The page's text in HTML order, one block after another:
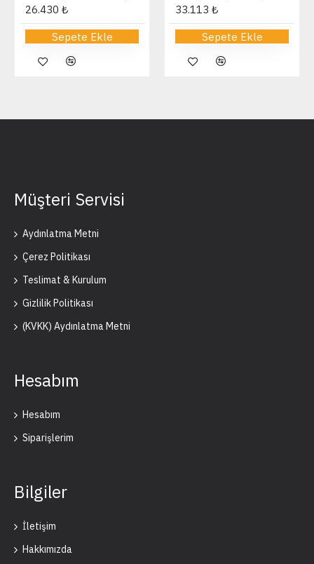
26.430 ₺
Sepete Ekle
33.113 ₺
Sepete Ekle
Müşteri Servisi
Aydınlatma Metni
Çerez Politikası
Teslimat & Kurulum
Gizlilik Politikası
(KVKK) Aydınlatma Metni
Hesabım
Hesabım
Siparişlerim
Bilgiler
İletişim
Hakkımızda